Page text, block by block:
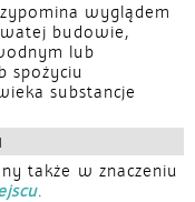
wyglądem
budowie,
lub
spożyciu
substancje
także w znaczeniu
.